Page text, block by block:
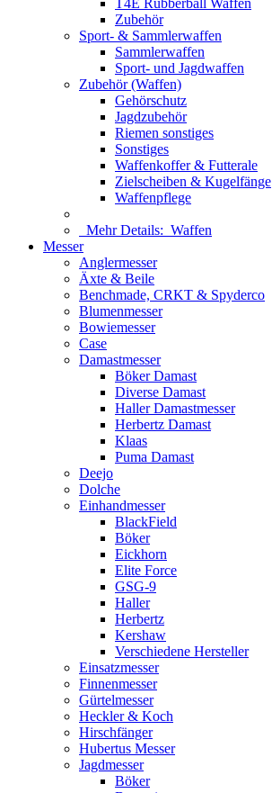
T4E Rubberball Waffen
Zubehör
Sport- & Sammlerwaffen
Sammlerwaffen
Sport- und Jagdwaffen
Zubehör (Waffen)
Gehörschutz
Jagdzubehör
Riemen sonstiges
Sonstiges
Waffenkoffer & Futterale
Zielscheiben & Kugelfänge
Waffenpflege
Mehr Details: Waffen
Messer
Anglermesser
Äxte & Beile
Benchmade, CRKT & Spyderco
Blumenmesser
Bowiemesser
Case
Damastmesser
Böker Damast
Diverse Damast
Haller Damastmesser
Herbertz Damast
Klaas
Puma Damast
Deejo
Dolche
Einhandmesser
BlackField
Böker
Eickhorn
Elite Force
GSG-9
Haller
Herbertz
Kershaw
Verschiedene Hersteller
Einsatzmesser
Finnenmesser
Gürtelmesser
Heckler & Koch
Hirschfänger
Hubertus Messer
Jagdmesser
Böker